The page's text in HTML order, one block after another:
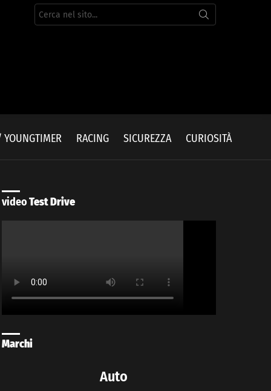
Cerca
per:
YOUNGTIMER RACING SICUREZZA CURIOSITÀ
videoTest Drive
Marchi
Auto